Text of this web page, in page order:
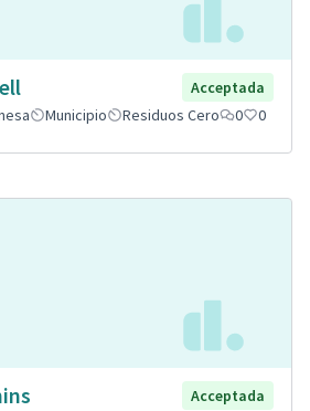
Acceptada
Municipio Residuos Cero 0 0
Acceptada